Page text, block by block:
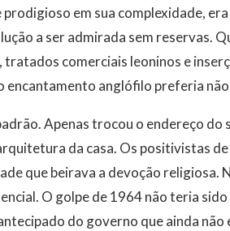
em sua complexidade,
a ser admirada sem reservas.
tratados comerciais leoninos e
encantamento anglófilo preferia
Apenas trocou o endereço do
da casa. Os positivistas
que beirava a devoção religiosa.
O golpe de 1964 não teria sido
do governo que ainda não